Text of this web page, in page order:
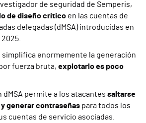
de seguridad de Semperis,
de diseño crítico en las cuentas de
delegadas (dMSA) introducidas en
simplifica enormemente la generación
fuerza bruta, explotarlo es poco
dMSA permite a los atacantes saltarse
generar contraseñas para todos los
cuentas de servicio asociadas.